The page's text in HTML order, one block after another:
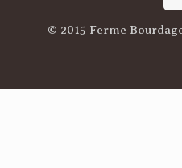
© 2015 Ferme